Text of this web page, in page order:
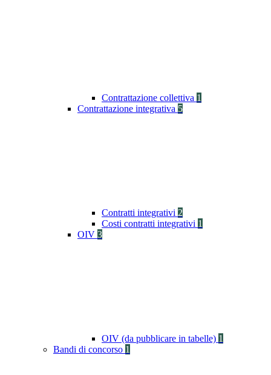
Contrattazione collettiva 1
Contrattazione integrativa 5
Contratti integrativi 2
Costi contratti integrativi 1
OIV 3
OIV (da pubblicare in tabelle) 1
Bandi di concorso 1